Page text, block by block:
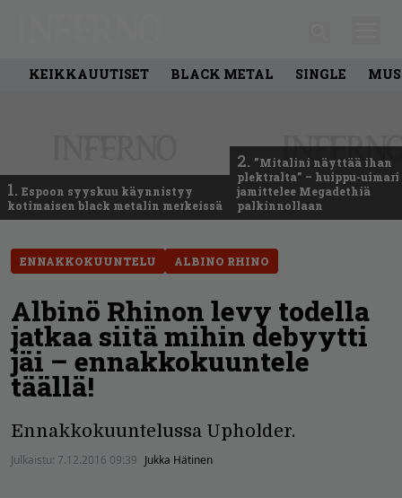
KEIKKAUUTISET BLACK METAL SINGLE
1. Espoon syyskuu käynnistyy
kotimaisen black metalin merkeissä
2. ”Mitalini näyttää ihan
plektralta” – huippu-uimari
jamittelee Megadethiä
palkinnollaan
ENNAKKOKUUNTELU ALBINO RHINO
Albinö Rhinon levy todella
jatkaa siitä mihin debyytti
jäi – ennakkokuuntele
täällä!
Ennakkokuuntelussa Upholder.
Julkaistu: 7.12.2016 09:39 Jukka Hätinen